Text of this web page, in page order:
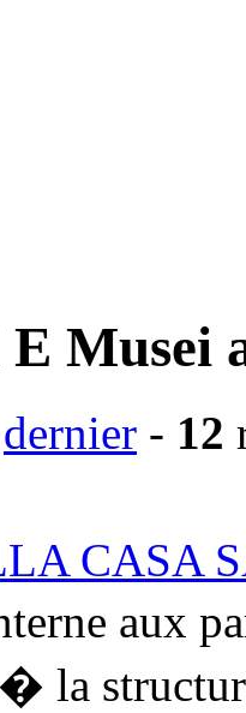
Musei
dernier - 12
CASA
aux
la